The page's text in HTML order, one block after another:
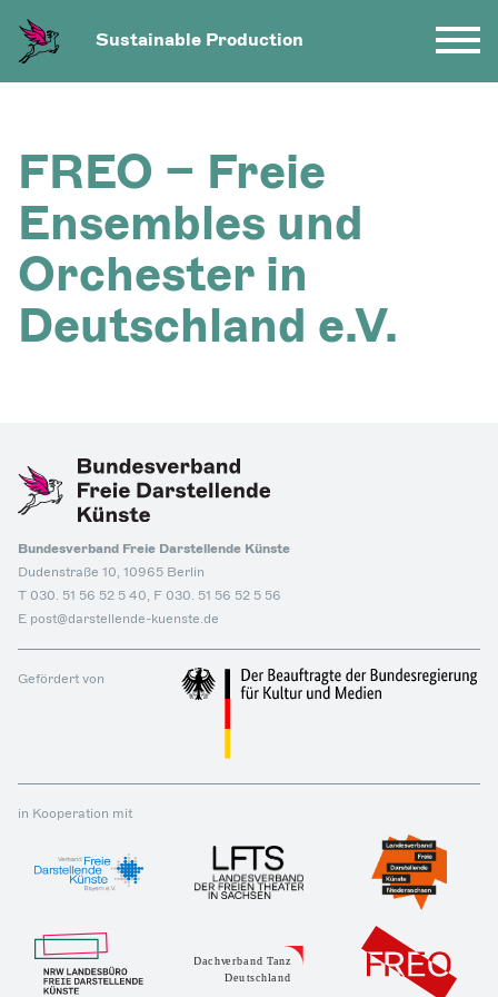
Sustainable Production
FREO – Freie
Ensembles und
Orchester in
Deutschland e.V.
Bundesverband Freie Darstellende Künste
Dudenstraße 10, 10965 Berlin
T 030. 51 56 52 5 40, F 030. 51 56 52 5 56
E post@darstellende-kuenste.de
Gefördert von
in Kooperation mit